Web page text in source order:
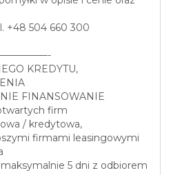
+48 504 660 300
KREDYTU,
FINANSOWANIE
firm
/ kredytowa,
firmami leasingowymi
5 dni z odbiorem